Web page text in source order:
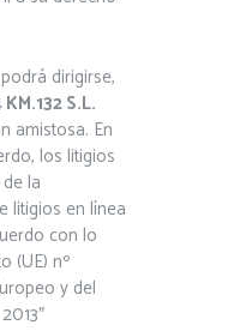
dirigirse,
S.L.
amistosa. En
los litigios
la
litigios en línea
con lo
(UE) nº
y del